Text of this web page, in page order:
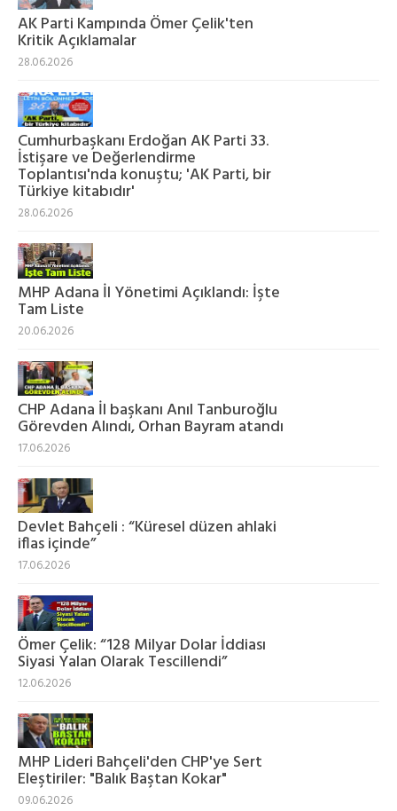
AK Parti Kampında Ömer Çelik'ten
Kritik Açıklamalar
28.06.2026
Cumhurbaşkanı Erdoğan AK Parti 33.
İstişare ve Değerlendirme
Toplantısı'nda konuştu; 'AK Parti, bir
Türkiye kitabıdır'
28.06.2026
MHP Adana İl Yönetimi Açıklandı: İşte
Tam Liste
20.06.2026
CHP Adana İl başkanı Anıl Tanburoğlu
Görevden Alındı, Orhan Bayram atandı
17.06.2026
Devlet Bahçeli : “Küresel düzen ahlaki
iflas içinde”
17.06.2026
Ömer Çelik: “128 Milyar Dolar İddiası
Siyasi Yalan Olarak Tescillendi”
12.06.2026
MHP Lideri Bahçeli'den CHP'ye Sert
Eleştiriler: "Balık Baştan Kokar"
09.06.2026